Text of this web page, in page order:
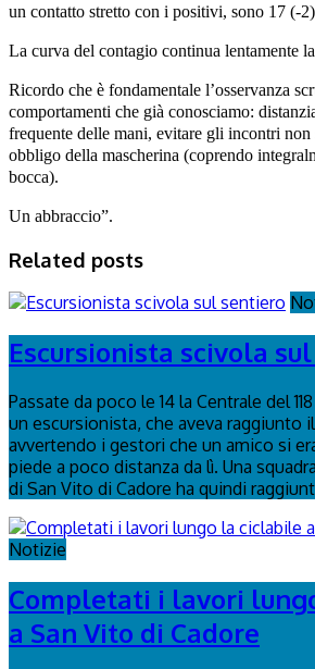
un contatto stretto con i positivi, sono 17 (-
La curva del contagio continua lentamente la
Ricordo che è fondamentale l’osservanza
comportamenti che già conosciamo:
frequente delle mani, evitare gli incontri non
obbligo della mascherina (coprendo
bocca).
Un abbraccio”.
Related posts
Escursionista scivola
Passate da poco le 14 la Centrale del
un escursionista, che aveva raggiunto
avvertendo i gestori che un amico si
piede a poco distanza da lì. Una
di San Vito di Cadore ha quindi
Notizie
Completati i lavori
a San Vito di Cadore